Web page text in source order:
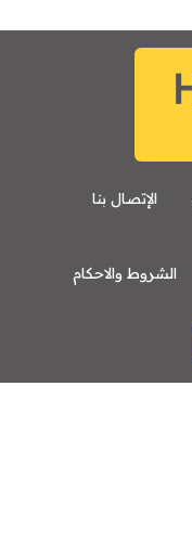
الإتصال بنا
الشروط والاحكام